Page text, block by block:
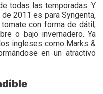
todas las temporadas. Y
2011 es para Syngenta,
con forma de dátil,
o bajo invernadero. Ya
ingleses como Marks &
en un atractivo